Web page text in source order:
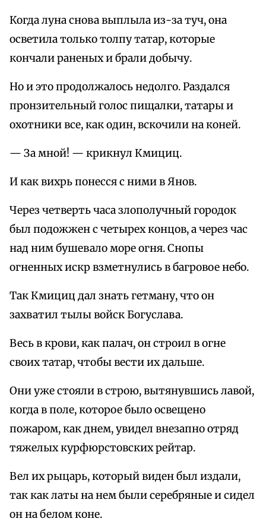
Когда луна снова выплыла из-за туч, она
осветила только толпу татар, которые
кончали раненых и брали добычу.
Но и это продолжалось недолго. Раздался
пронзительный голос пищалки, татары и
охотники все, как один, вскочили на коней.
— За мной! — крикнул Кмициц.
И как вихрь понесся с ними в Янов.
Через четверть часа злополучный городок
был подожжен с четырех концов, а через час
над ним бушевало море огня. Снопы
огненных искр взметнулись в багровое небо.
Так Кмициц дал знать гетману, что он
захватил тылы войск Богуслава.
Весь в крови, как палач, он строил в огне
своих татар, чтобы вести их дальше.
Они уже стояли в строю, вытянувшись лавой,
когда в поле, которое было освещено
пожаром, как днем, увидел внезапно отряд
тяжелых курфюрстовских рейтар.
Вел их рыцарь, который виден был издали,
так как латы на нем были серебряные и сидел
он на белом коне.